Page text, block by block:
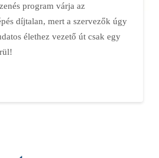
program várja az
díjtalan, mert a szervezők úgy
élethez vezető út csak egy